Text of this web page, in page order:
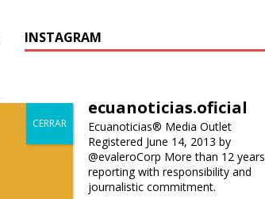
INSTAGRAM
ecuanoticias.oficial
Ecuanoticias® Media Outlet
Registered June 14, 2013 by
@evaleroCorp More than 12 years
reporting with responsibility and
journalistic commitment.